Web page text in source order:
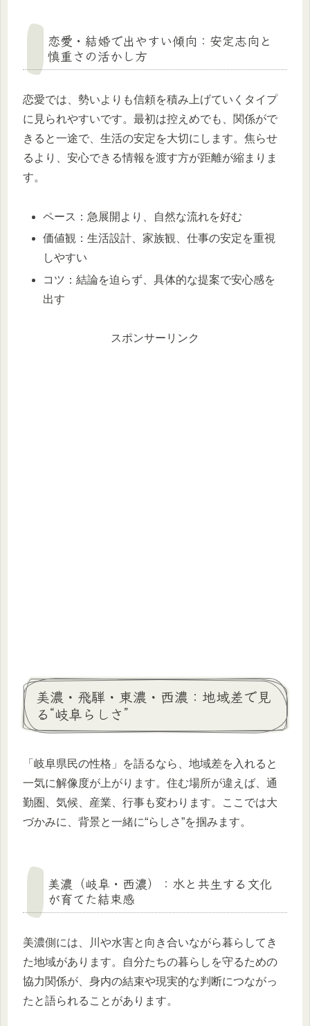
恋愛・結婚で出やすい傾向：安定志向と
慎重さの活かし方
恋愛では、勢いよりも信頼を積み上げていくタイプ
に見られやすいです。最初は控えめでも、関係がで
きると一途で、生活の安定を大切にします。焦らせ
るより、安心できる情報を渡す方が距離が縮まりま
す。
ペース：急展開より、自然な流れを好む
価値観：生活設計、家族観、仕事の安定を重視
しやすい
コツ：結論を迫らず、具体的な提案で安心感を
出す
スポンサーリンク
美濃・飛騨・東濃・西濃：地域差で見
る“岐阜らしさ”
「岐阜県民の性格」を語るなら、地域差を入れると
一気に解像度が上がります。住む場所が違えば、通
勤圏、気候、産業、行事も変わります。ここでは大
づかみに、背景と一緒に“らしさ”を掴みます。
美濃（岐阜・西濃）：水と共生する文化
が育てた結束感
美濃側には、川や水害と向き合いながら暮らしてき
た地域があります。自分たちの暮らしを守るための
協力関係が、身内の結束や現実的な判断につながっ
たと語られることがあります。